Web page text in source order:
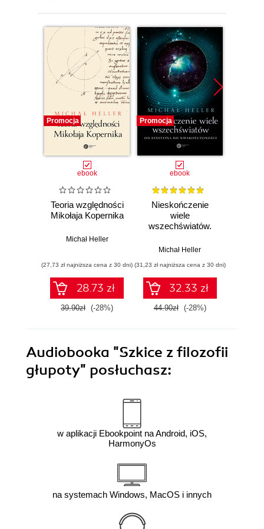
Promocja
ebook
Teoria względności
Mikołaja Kopernika
Michał Heller
(27,73 zł najniższa cena z 30 dni)
28.73 zł
39.90zł (-28%)
Promocja
ebook
Nieskończenie
wiele
wszechświatów.
nieskończoności
Michał Heller
(31,23 zł najniższa cena z 30 dni)
32.33 zł
44.90zł (-28%)
Audiobooka "Szkice z filozofii
głupoty" posłuchasz:
w aplikacji Ebookpoint na Android, iOS,
HarmonyOs
na systemach Windows, MacOS i innych